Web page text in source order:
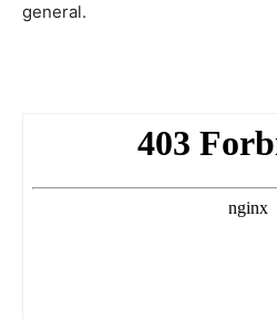
general.